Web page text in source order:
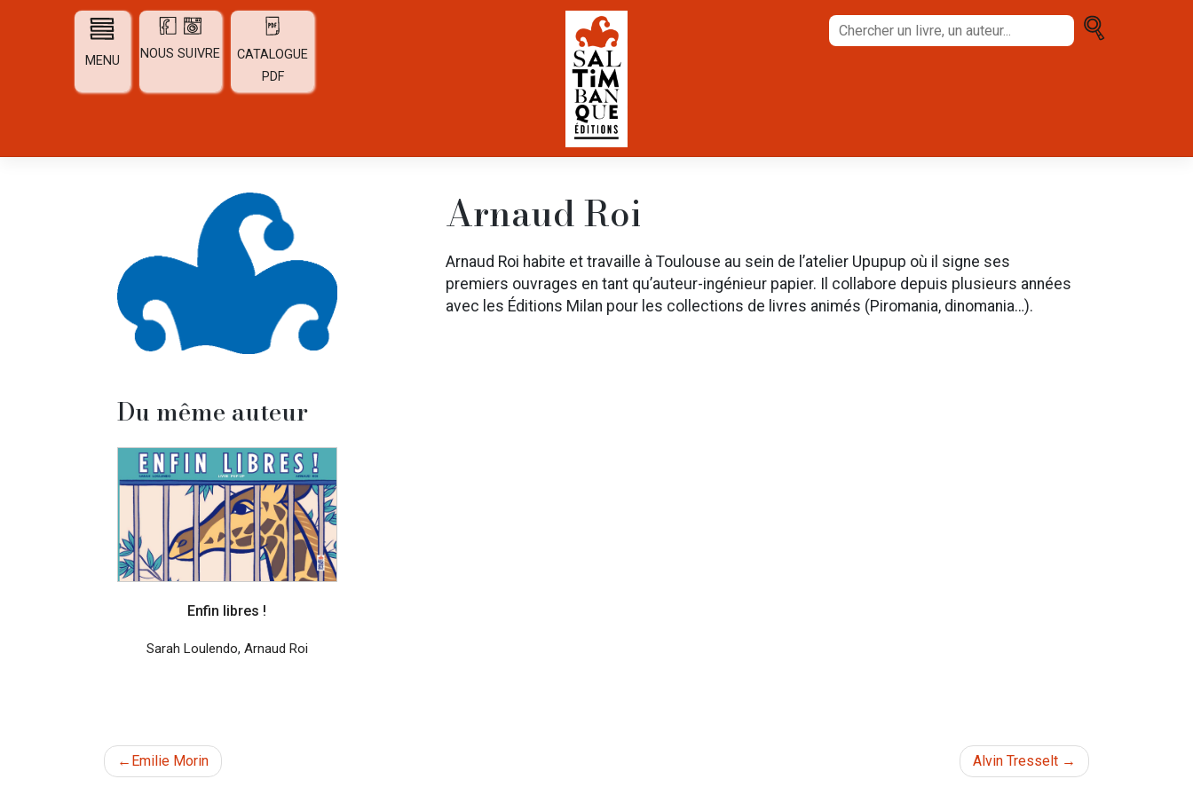
MENU NOUS SUIVRE
CATALOGUE
PDF
Chercher
un
Arnaud Roi
Arnaud Roi habite et travaille à Toulouse au sein de l’atelier Upupup où il signe ses
premiers ouvrages en tant qu’auteur-ingénieur papier. Il collabore depuis plusieurs années
avec les Éditions Milan pour les collections de livres animés (Piromania, dinomania…).
Du même auteur
Enfin libres !
Sarah Loulendo, Arnaud Roi
Navigation
Emilie Morin Alvin Tresselt